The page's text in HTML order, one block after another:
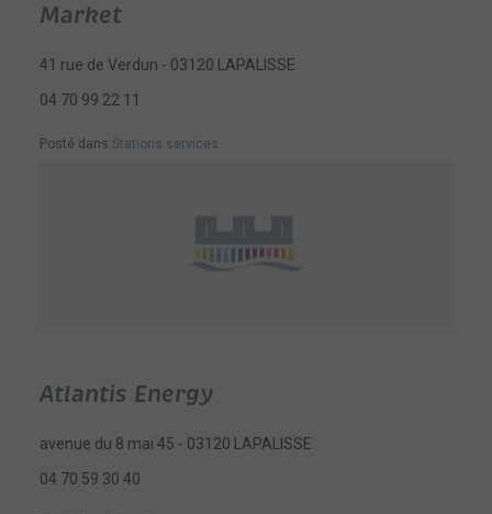
Market
41 rue de Verdun - 03120 LAPALISSE
04 70 99 22 11
Posté dans Stations services
Atlantis Energy
avenue du 8 mai 45 - 03120 LAPALISSE
04 70 59 30 40